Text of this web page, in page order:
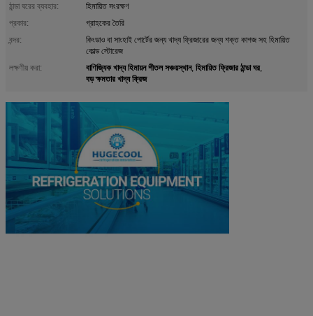
ঠান্ডা ঘরের ব্যবহার:
হিমায়িত সংরক্ষণ
প্রকার:
গ্রাহকের তৈরি
বন্দর:
কিংডাও বা সাংহাই পোর্টের জন্য খাদ্য ফ্রিজারের জন্য শক্ত কাগজ সহ হিমায়িত
কোল্ড স্টোরেজ
লক্ষণীয় করা:
বাণিজ্যিক খাদ্য হিমায়ন শীতল সঞ্চয়স্থান, হিমায়িত ফ্রিজার ঠান্ডা ঘর,
বড় ক্ষমতার খাদ্য ফ্রিজ